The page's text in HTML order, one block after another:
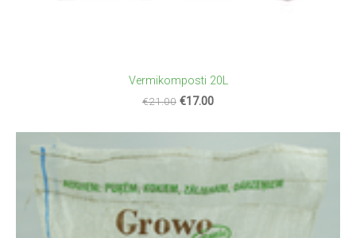
Vermikomposti 20L
€21.00 €17.00